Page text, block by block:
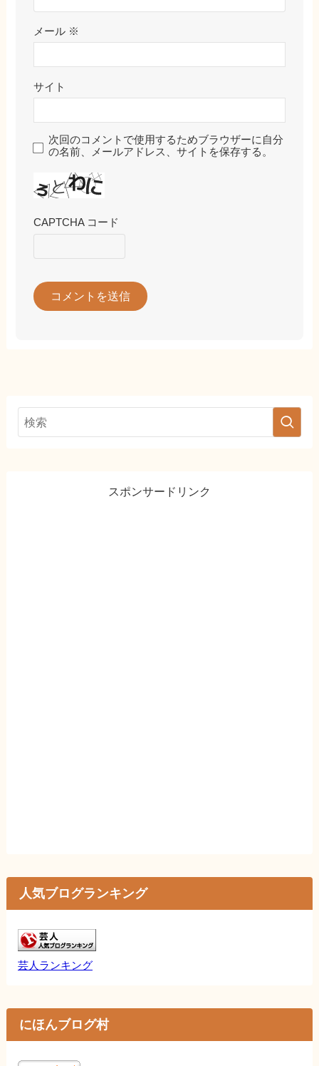
メール ※
サイト
次回のコメントで使用するためブラウザーに自分
の名前、メールアドレス、サイトを保存する。
CAPTCHA コード
スポンサードリンク
人気ブログランキング
芸人ランキング
にほんブログ村